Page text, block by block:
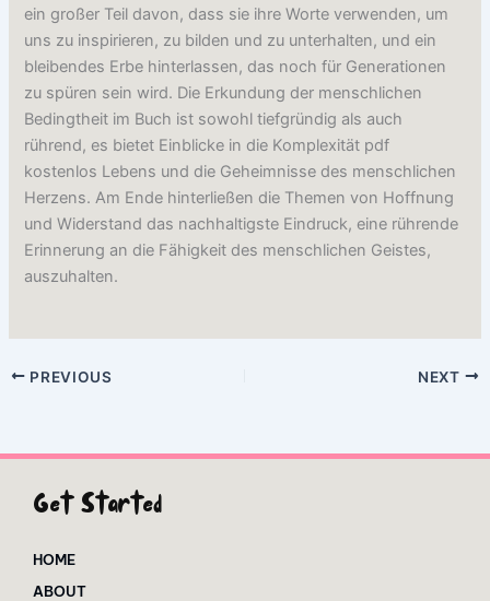
ein großer Teil davon, dass sie ihre Worte verwenden, um
uns zu inspirieren, zu bilden und zu unterhalten, und ein
bleibendes Erbe hinterlassen, das noch für Generationen
zu spüren sein wird. Die Erkundung der menschlichen
Bedingtheit im Buch ist sowohl tiefgründig als auch
rührend, es bietet Einblicke in die Komplexität pdf
kostenlos Lebens und die Geheimnisse des menschlichen
Herzens. Am Ende hinterließen die Themen von Hoffnung
und Widerstand das nachhaltigste Eindruck, eine rührende
Erinnerung an die Fähigkeit des menschlichen Geistes,
auszuhalten.
PREVIOUS NEXT
Get Started
HOME
ABOUT